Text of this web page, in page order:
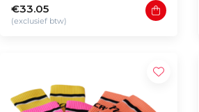
€33.05
(exclusief btw)